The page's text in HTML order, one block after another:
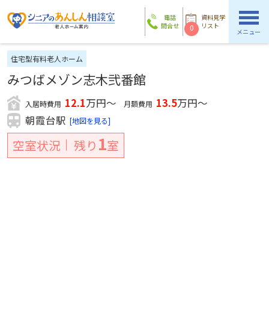
電話
問合せ
資料見学
リスト
0 メニュー
住宅型有料老人ホーム
みつばメゾン志木弐番館
入居時費用 12.1万円～ 月額費用 13.5万円～
朝霞台駅 [地図を見る]
空室状況 残り 1室